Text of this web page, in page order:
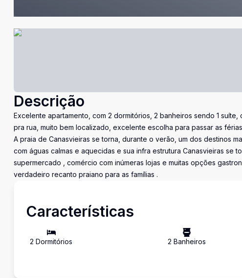
Descrição
Excelente apartamento, com 2 dormitórios, 2 banheiros sendo 1
pra rua, muito bem localizado, excelente escolha para passar as
A praia de Canasvieiras se torna, durante o verão, um dos destinos
com águas calmas e aquecidas e sua infra estrutura Canasvieiras
supermercado , comércio com inúmeras lojas e muitas opções
verdadeiro recanto praiano para as famílias .
Características
2 Dormitórios 2 Banheiros